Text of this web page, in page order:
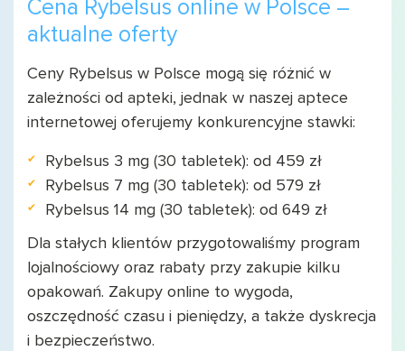
Cena Rybelsus online w Polsce –
aktualne oferty
Ceny Rybelsus w Polsce mogą się różnić w
zależności od apteki, jednak w naszej aptece
internetowej oferujemy konkurencyjne stawki:
Rybelsus 3 mg (30 tabletek): od 459 zł
Rybelsus 7 mg (30 tabletek): od 579 zł
Rybelsus 14 mg (30 tabletek): od 649 zł
Dla stałych klientów przygotowaliśmy program
lojalnościowy oraz rabaty przy zakupie kilku
opakowań. Zakupy online to wygoda,
oszczędność czasu i pieniędzy, a także dyskrecja
i bezpieczeństwo.